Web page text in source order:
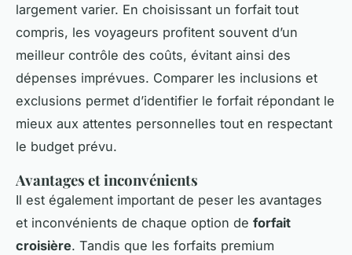
largement varier. En choisissant un forfait tout
compris, les voyageurs profitent souvent d’un
meilleur contrôle des coûts, évitant ainsi des
dépenses imprévues. Comparer les inclusions et
exclusions permet d’identifier le forfait répondant le
mieux aux attentes personnelles tout en respectant
le budget prévu.
Avantages et inconvénients
Il est également important de peser les avantages
et inconvénients de chaque option de forfait
croisière. Tandis que les forfaits premium